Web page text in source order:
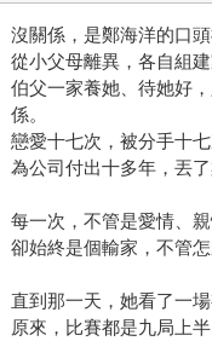
沒關係，是鄭海洋的口頭
從小父母離異，各自組
伯父一家養她、待她好
係。
戀愛十七次，被分手十
為公司付出十多年，丟
每一次，不管是愛情、
卻始終是個輸家，不管
直到那一天，她看了一
原來，比賽都是九局上